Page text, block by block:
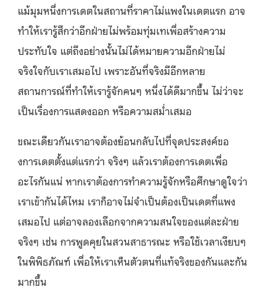
แม้มุมหนึ่งการเดตในสถานที่ราคาไม่แพงในเดตแรก อาจ
ทำให้เรารู้สึกว่าอีกฝ่ายไม่พร้อมทุ่มเทเพื่อสร้างความ
ประทับใจ แต่ถึงอย่างนั้นไม่ได้หมายความอีกฝ่ายไม่
จริงใจกับเราเสมอไป เพราะอันที่จริงมีอีกหลาย
สถานการณ์ที่ทำให้เรารู้จักคนๆ หนึ่งได้ดีมากขึ้น ไม่ว่าจะ
เป็นเรื่องการแสดงออก หรือความสม่ำเสมอ
ขณะเดียวกันเราอาจต้องย้อนกลับไปที่จุดประสงค์ขอ
งการเดตตั้งแต่แรกว่า จริงๆ แล้วเราต้องการเดตเพื่อ
อะไรกันแน่ หากเราต้องการทำความรู้จักหรือศึกษาดูใจว่า
เราเข้ากันได้ไหม เราก็อาจไม่จำเป็นต้องเป็นเดตที่แพง
เสมอไป แต่อาจลองเลือกจากความสนใจของแต่ละฝ่าย
จริงๆ เช่น การพูดคุยในสวนสาธารณะ หรือใช้เวลาเงียบๆ
ในพิพิธภัณฑ์ เพื่อให้เราเห็นตัวตนที่แท้จริงของกันและกัน
มากขึ้น